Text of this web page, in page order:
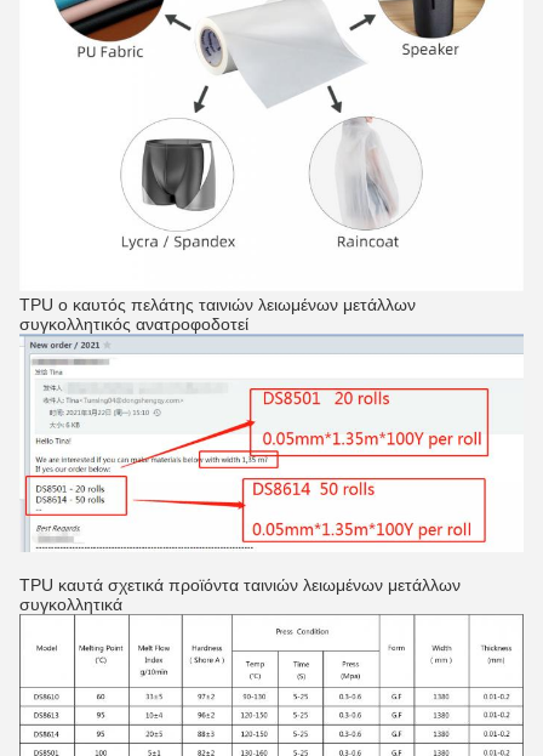
TPU ο καυτός πελάτης ταινιών λειωμένων μετάλλων
συγκολλητικός ανατροφοδοτεί
TPU καυτά σχετικά προϊόντα ταινιών λειωμένων μετάλλων
συγκολλητικά